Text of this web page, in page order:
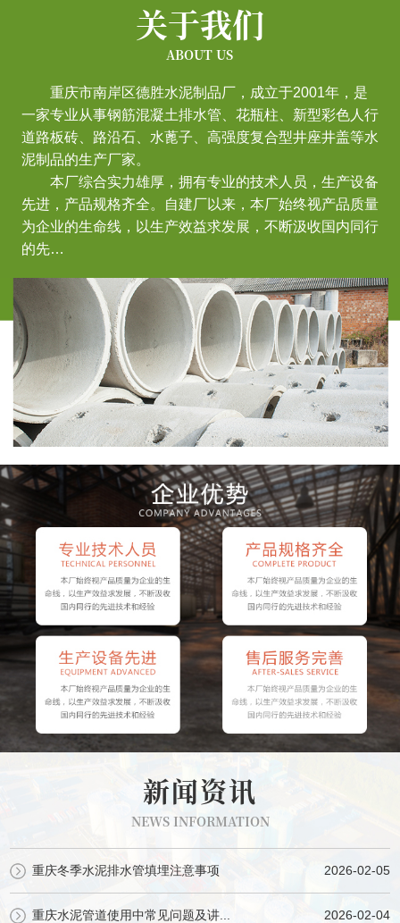
关于我们
ABOUT US
重庆市南岸区德胜水泥制品厂，成立于2001年，是
一家专业从事钢筋混凝土排水管、花瓶柱、新型彩色人行
道路板砖、路沿石、水蓖子、高强度复合型井座井盖等水
泥制品的生产厂家。
本厂综合实力雄厚，拥有专业的技术人员，生产设备
先进，产品规格齐全。自建厂以来，本厂始终视产品质量
为企业的生命线，以生产效益求发展，不断汲收国内同行
的先…
新闻资讯
NEWS INFORMATION
重庆冬季水泥排水管填埋注意事项 2026-02-05
重庆水泥管道使用中常见问题及讲... 2026-02-04